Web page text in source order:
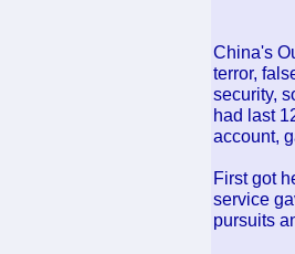
China's
terror,
security,
had last
account,
First got
service
pursuits